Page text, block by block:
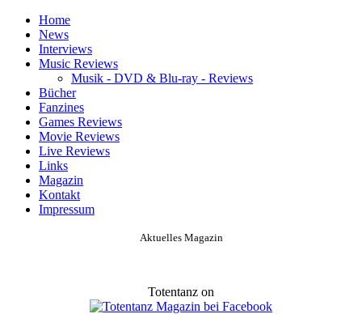
Home
News
Interviews
Music Reviews
Musik - DVD & Blu-ray - Reviews
Bücher
Fanzines
Games Reviews
Movie Reviews
Live Reviews
Links
Magazin
Kontakt
Impressum
Aktuelles Magazin
Totentanz on